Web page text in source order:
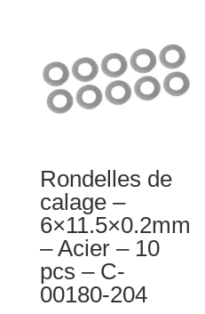
Corally
-
C-
Rondelles de
calage –
6×11.5×0.2mm
– Acier – 10
pcs – C-
00180-204